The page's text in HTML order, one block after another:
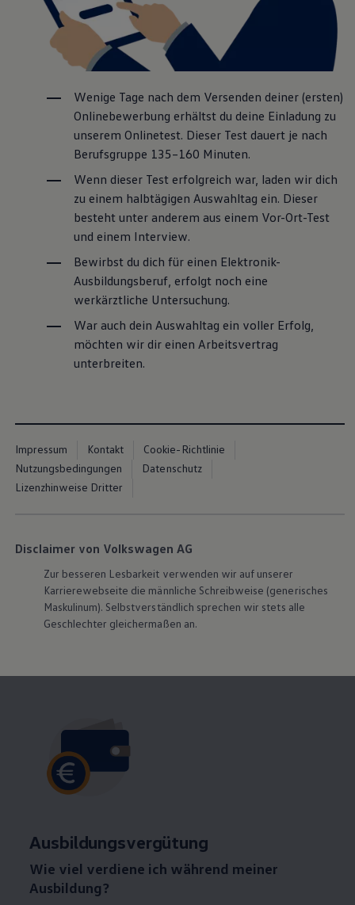
Nach deiner Ausbildung zur Produktionstechnologin
bzw. zum Produktionstechnologen (w/m/d) kannst du
dich in den folgenden Berufsjahren natürlich fachlich
weiterentwickeln. Welche spannenden Möglichkeiten
dir offenstehen, siehst du hier:
Industriemeisterin / Industriemeister
(w/m/d)
Prozessmanagerin / Prozessmanager
Produktionstechnologie (w/m/d)
Studium
Welche Arbeitszeiten habe ich während
meiner Ausbildung bei
Mittagspause:
Arbeitsbeginn:
in der Regel zwischen 7:30
und 8 Uhr
Arbeitsende:in der Regel zwischen 15:10
Ausbildungsvergütung
Wie viel verdiene ich während meiner
Ausbildung?
Wenige Tage nach dem Versenden deiner (ersten)
Onlinebewerbung erhältst du deine Einladung zu
unserem Onlinetest. Dieser Test dauert je nach
Berufsgruppe 135–160 Minuten.
Wenn dieser Test erfolgreich war, laden wir dich
zu einem halbtägigen Auswahltag ein. Dieser
besteht unter anderem aus einem Vor-Ort-Test
und einem Interview.
Bewirbst du dich für einen Elektronik-
Ausbildungsberuf, erfolgt noch eine
werkärztliche Untersuchung.
War auch dein Auswahltag ein voller Erfolg,
möchten wir dir einen Arbeitsvertrag
unterbreiten.
Impressum Kontakt
Cookie-Richtlinie
Nutzungsbedingungen
Datenschutz
Lizenzhinweise Dritter
Disclaimer von Volkswagen AG
Zur besseren Lesbarkeit verwenden wir auf unserer
Karrierewebseite die männliche Schreibweise (generisches
Maskulinum). Selbstverständlich sprechen wir stets alle
Geschlechter gleichermaßen an.